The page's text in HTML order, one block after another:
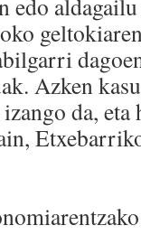
edo
Azken
da,